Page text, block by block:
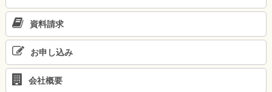
資料請求
お申し込み
会社概要